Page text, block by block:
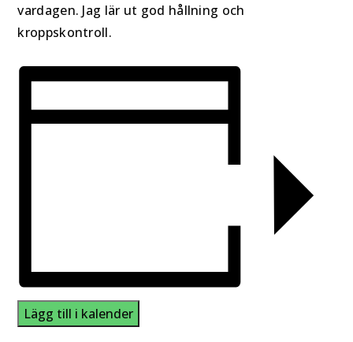
vardagen. Jag lär ut god hållning och
kroppskontroll.
Lägg till i kalender